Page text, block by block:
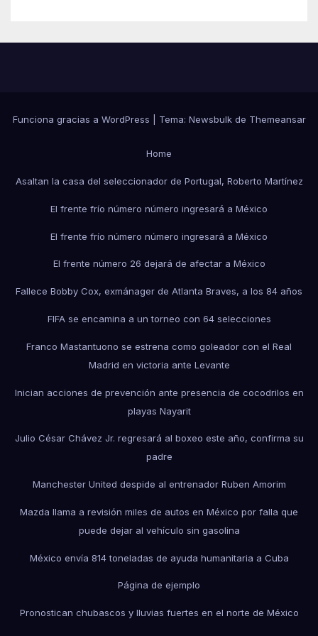
Funciona gracias a WordPress Tema: Newsbulkde Themeansar
Home
Asaltan la casa del seleccionador de Portugal, Roberto Martínez
El frente frío número número ingresará a México
El frente frío número número ingresará a México
El frente número 26 dejará de afectar a México
Fallece Bobby Cox, exmánager de Atlanta Braves, a los 84 años
FIFA se encamina a un torneo con 64 selecciones
Franco Mastantuono se estrena como goleador con el Real
Madrid en victoria ante Levante
Inician acciones de prevención ante presencia de cocodrilos en
playas Nayarit
Julio César Chávez Jr. regresará al boxeo este año, confirma su
padre
Manchester United despide al entrenador Ruben Amorim
Mazda llama a revisión miles de autos en México por falla que
puede dejar al vehículo sin gasolina
México envía 814 toneladas de ayuda humanitaria a Cuba
Página de ejemplo
Pronostican chubascos y lluvias fuertes en el norte de México